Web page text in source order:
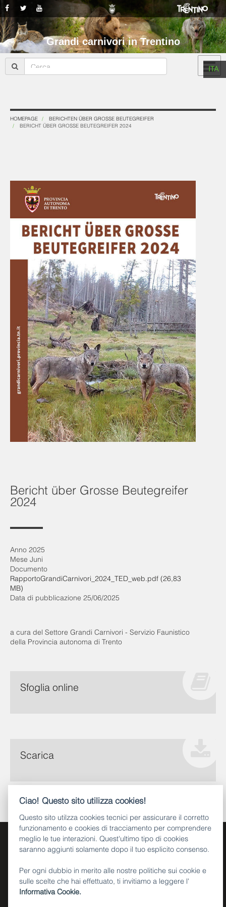
ITA
Grandi carnivori in Trentino
HOMEPAGE BERICHTEN ÜBER GROSSE BEUTEGREIFER
BERICHT ÜBER GROSSE BEUTEGREIFER 2024
Bericht über Grosse Beutegreifer
2024
Anno 2025
Mese Juni
Documento
RapportoGrandiCarnivori_2024_TED_web.pdf (26,83
MB)
Data di pubblicazione 25/06/2025
a cura del Settore Grandi Carnivori - Servizio Faunistico
della Provincia autonoma di Trento
Sfoglia online
Scarica
Piazza Dante, 15 - 38122 Trento (IT)
Ciao! Questo sito utilizza cookies!
Questo sito utilzza cookies tecnici per assicurare il corretto
funzionamento e cookies di tracciamento per comprendere
meglio le tue interazioni. Quest'ultimo tipo di cookies
saranno aggiunti solamente dopo il tuo esplicito consenso.
Per ogni dubbio in merito alle nostre politiche sui cookie e
sulle scelte che hai effettuato, ti invitiamo a leggere l'
Informativa Cookie.